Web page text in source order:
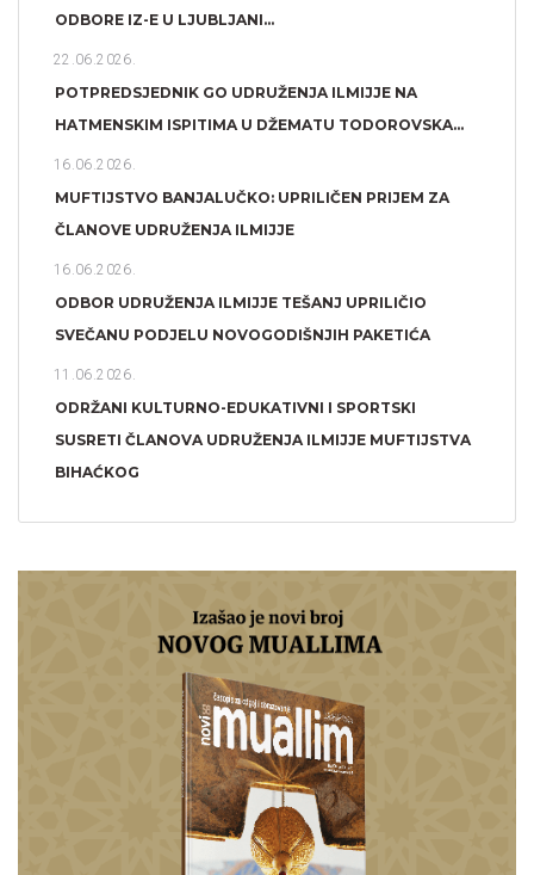
ODBORE IZ-E U LJUBLJANI...
22.06.2026.
POTPREDSJEDNIK GO UDRUŽENJA ILMIJJE NA
HATMENSKIM ISPITIMA U DŽEMATU TODOROVSKA...
16.06.2026.
MUFTIJSTVO BANJALUČKO: UPRILIČEN PRIJEM ZA
ČLANOVE UDRUŽENJA ILMIJJE
16.06.2026.
ODBOR UDRUŽENJA ILMIJJE TEŠANJ UPRILIČIO
SVEČANU PODJELU NOVOGODIŠNJIH PAKETIĆA
11.06.2026.
ODRŽANI KULTURNO-EDUKATIVNI I SPORTSKI
SUSRETI ČLANOVA UDRUŽENJA ILMIJJE MUFTIJSTVA
BIHAĆKOG